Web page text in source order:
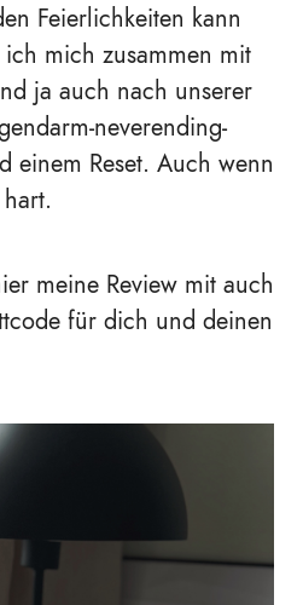
Feierlichkeiten kann
mich zusammen mit
ja auch nach unserer
neverending-
einem Reset. Auch wenn
meine Review mit auch
für dich und deinen